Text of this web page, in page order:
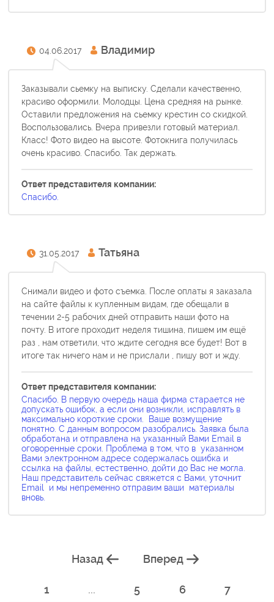
04.06.2017 Владимир
Заказывали сьемку на выписку. Сделали качественно,
красиво оформили. Молодцы. Цена средняя на рынке.
Оставили предложения на сьемку крестин со скидкой.
Воспользовались. Вчера привезли готовый материал.
Класс! Фото видео на высоте. Фотокнига получилась
очень красиво. Спасибо. Так держать.
Ответ представителя компании:
Спасибо.
31.05.2017 Татьяна
Снимали видео и фото съемка. После оплаты я заказала
на сайте файлы к купленным видам, где обещали в
течении 2-5 рабочих дней отправить наши фото на
почту. В итоге проходит неделя тишина, пишем им ещё
раз , нам ответили, что ждите сегодня все будет! Вот в
итоге так ничего нам и не прислали , пишу вот и жду.
Ответ представителя компании:
Спасибо. В первую очередь наша фирма старается не
допускать ошибок, а если они возникли, исправлять в
максимально короткие сроки. Ваше возмущение
понятно. С данным вопросом разобрались. Заявка была
обработана и отправлена на указанный Вами Email в
оговоренные сроки. Проблема в том, что в указанном
Вами электронном адресе содержалась ошибка и
ссылка на файлы, естественно, дойти до Вас не могла.
Наш представитель сейчас свяжется с Вами, уточнит
Email и мы непременно отправим ваши материалы
вновь.
Назад Вперед
1 ... 5 6 7